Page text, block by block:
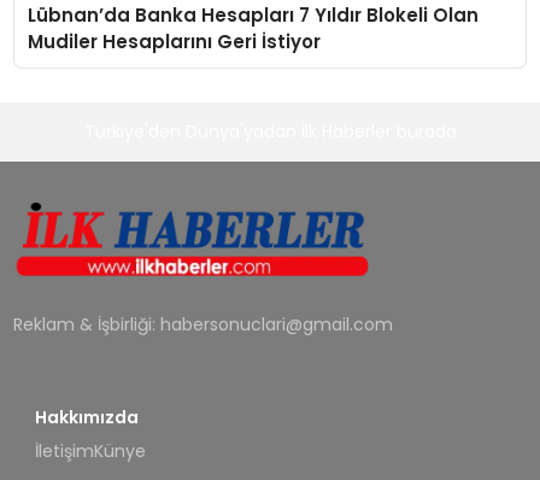
Lübnan’da Banka Hesapları 7 Yıldır Blokeli Olan
Mudiler Hesaplarını Geri İstiyor
Reklam & İşbirliği: habersonuclari@gmail.com
Hakkımızda
İletişimKünye